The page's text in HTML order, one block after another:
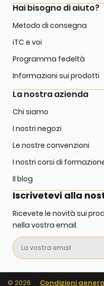
La nostra azienda
Chi siamo
I nostri negozi
Le nostre convenzioni
I nostri corsi di
Il blog
Hai bisogno di aiuto?
Metodo di consegna
iTC e voi
Programma fedeltà
Informazioni sui prodotti
Iscrivetevi alla
Ricevete le novità sui
nella vostra email.
Iscriviti
alla
© 2026 Condizioni